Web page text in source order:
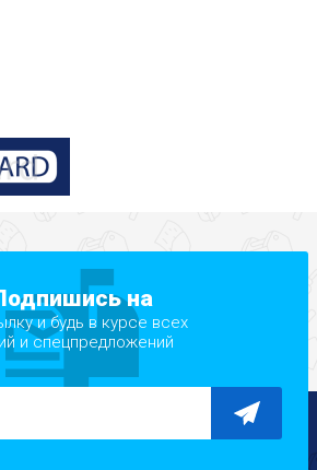
на
и будь в курсе всех
и спецпредложений